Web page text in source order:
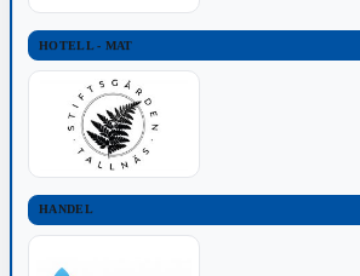
HOTELL - MAT
HANDEL